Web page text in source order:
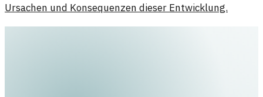
Ursachen und Konsequenzen dieser Entwicklung.